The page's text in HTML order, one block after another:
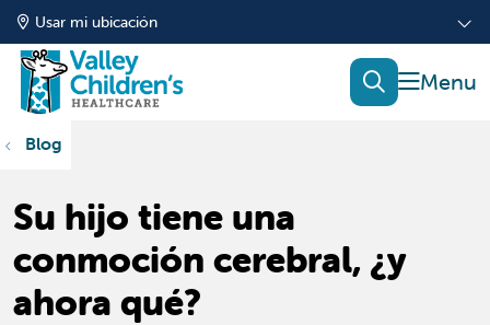
Usar mi ubicación
mostrar
buscar
Blog
Su hijo tiene una
conmoción cerebral, ¿y
ahora qué?